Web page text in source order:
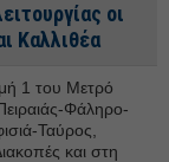
οι
Καλλιθέα
1 του Μετρό
Φάληρο-
Ταύρος,
και στη